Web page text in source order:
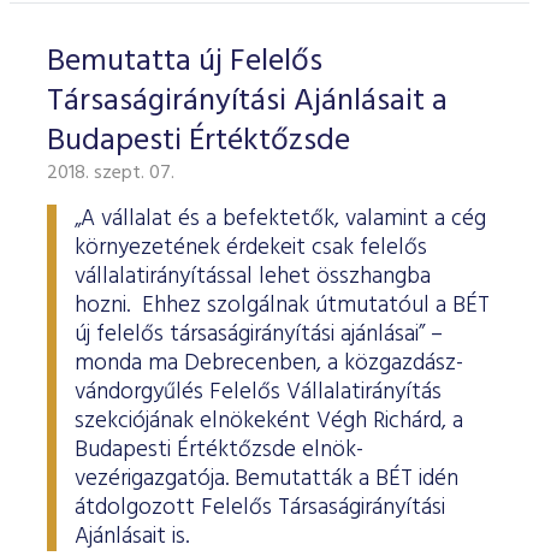
Bemutatta új Felelős
Társaságirányítási Ajánlásait a
Budapesti Értéktőzsde
2018. szept. 07.
„A vállalat és a befektetők, valamint a cég
környezetének érdekeit csak felelős
vállalatirányítással lehet összhangba
hozni. Ehhez szolgálnak útmutatóul a BÉT
új felelős társaságirányítási ajánlásai” –
monda ma Debrecenben, a közgazdász-
vándorgyűlés Felelős Vállalatirányítás
szekciójának elnökeként Végh Richárd, a
Budapesti Értéktőzsde elnök-
vezérigazgatója. Bemutatták a BÉT idén
átdolgozott Felelős Társaságirányítási
Ajánlásait is.